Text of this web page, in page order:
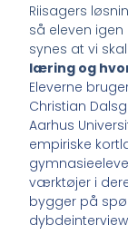
Riisagers
så eleven
synes at vi
læring og
Eleverne
Christian
Aarhus
empiriske
værktøjer i
bygger på